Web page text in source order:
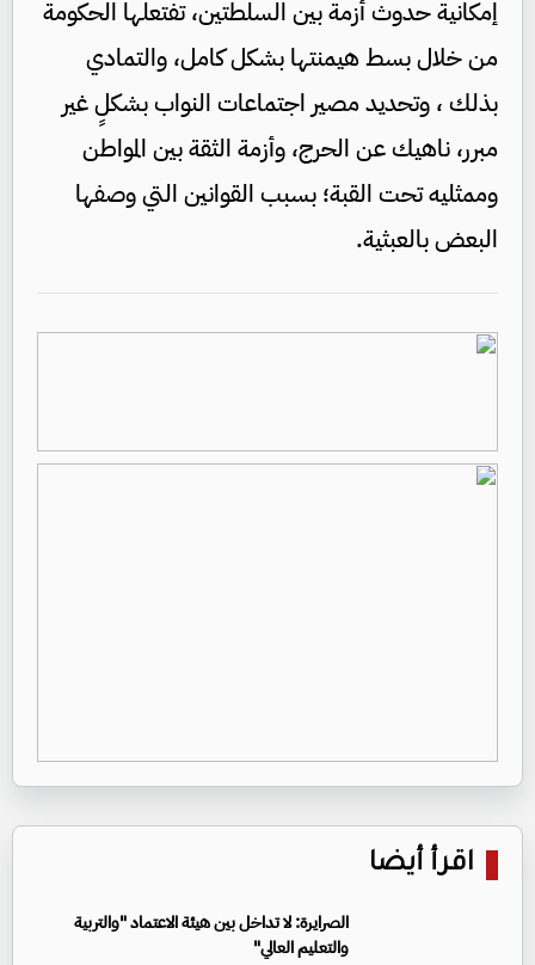
إمكانية حدوث أزمة بين السلطتين، تفتعلها الحكومة
من خلال بسط هيمنتها بشكل كامل، والتمادي
بذلك ، وتحديد مصير اجتماعات النواب بشكلٍ غير
مبرر، ناهيك عن الحرج، وأزمة الثقة بين المواطن
وممثليه تحت القبة؛ بسبب القوانين التي وصفها
البعض بالعبثية.
اقرأ أيضا
الصرايرة: لا تداخل بين هيئة الاعتماد "والتربية
والتعليم العالي"